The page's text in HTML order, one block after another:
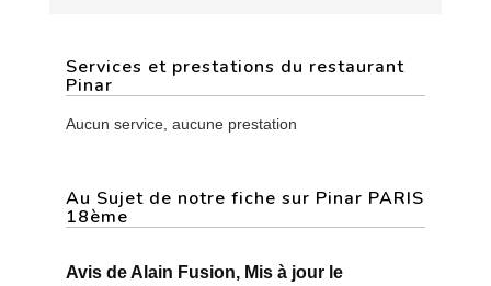
Services et prestations du restaurant
Pinar
Aucun service, aucune prestation
Au Sujet de notre fiche sur Pinar PARIS
18ème
Avis de Alain Fusion, Mis à jour le